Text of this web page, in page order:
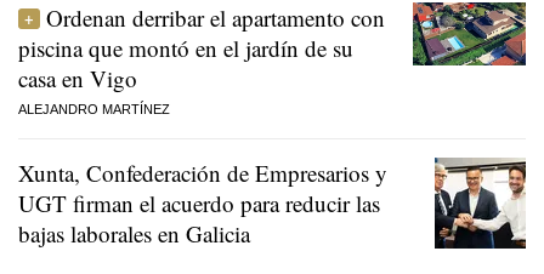
Ordenan derribar el apartamento con
piscina que montó en el jardín de su
casa en Vigo
ALEJANDRO MARTÍNEZ
Xunta, Confederación de Empresarios y
UGT firman el acuerdo para reducir las
bajas laborales en Galicia